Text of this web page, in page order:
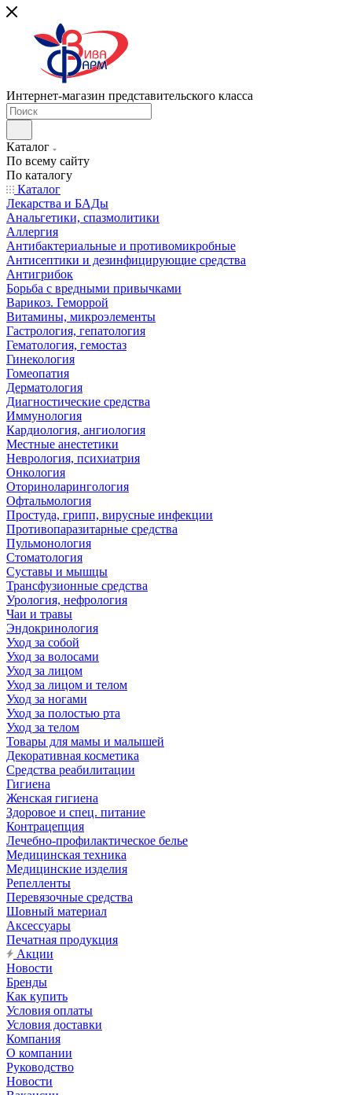
Интернет-магазин представительского класса
Каталог
По всему сайту
По каталогу
Каталог
Лекарства и БАДы
Анальгетики, спазмолитики
Аллергия
Антибактериальные и противомикробные
Антисептики и дезинфицирующие средства
Антигрибок
Борьба с вредными привычками
Варикоз. Геморрой
Витамины, микроэлементы
Гастрология, гепатология
Гематология, гемостаз
Гинекология
Гомеопатия
Дерматология
Диагностические средства
Иммунология
Кардиология, ангиология
Местные анестетики
Неврология, психиатрия
Онкология
Оториноларингология
Офтальмология
Простуда, грипп, вирусные инфекции
Противопаразитарные средства
Пульмонология
Стоматология
Суставы и мышцы
Трансфузионные средства
Урология, нефрология
Чаи и травы
Эндокринология
Уход за собой
Уход за волосами
Уход за лицом
Уход за лицом и телом
Уход за ногами
Уход за полостью рта
Уход за телом
Товары для мамы и малышей
Декоративная косметика
Средства реабилитации
Гигиена
Женская гигиена
Здоровое и спец. питание
Контрацепция
Лечебно-профилактическое белье
Медицинская техника
Медицинские изделия
Репелленты
Перевязочные средства
Шовный материал
Аксессуары
Печатная продукция
Акции
Новости
Бренды
Как купить
Условия оплаты
Условия доставки
Компания
О компании
Руководство
Новости